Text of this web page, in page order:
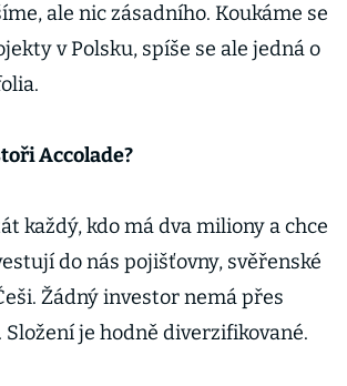
ale nic zásadního. Koukáme se
v Polsku, spíše se ale jedná o
Accolade?
každý, kdo má dva miliony a chce
do nás pojišťovny, svěřenské
Žádný investor nemá přes
je hodně diverzifikované.